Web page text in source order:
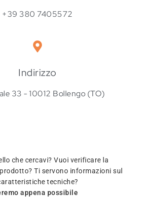
+39 380 7405572
Indirizzo
33 - 10012 Bollengo (TO)
che cercavi? Vuoi verificare la
Ti servono informazioni sul
tecniche?
appena possibile